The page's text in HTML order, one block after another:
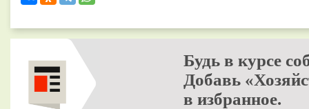
Будь в курсе
Добавь
в избранное.